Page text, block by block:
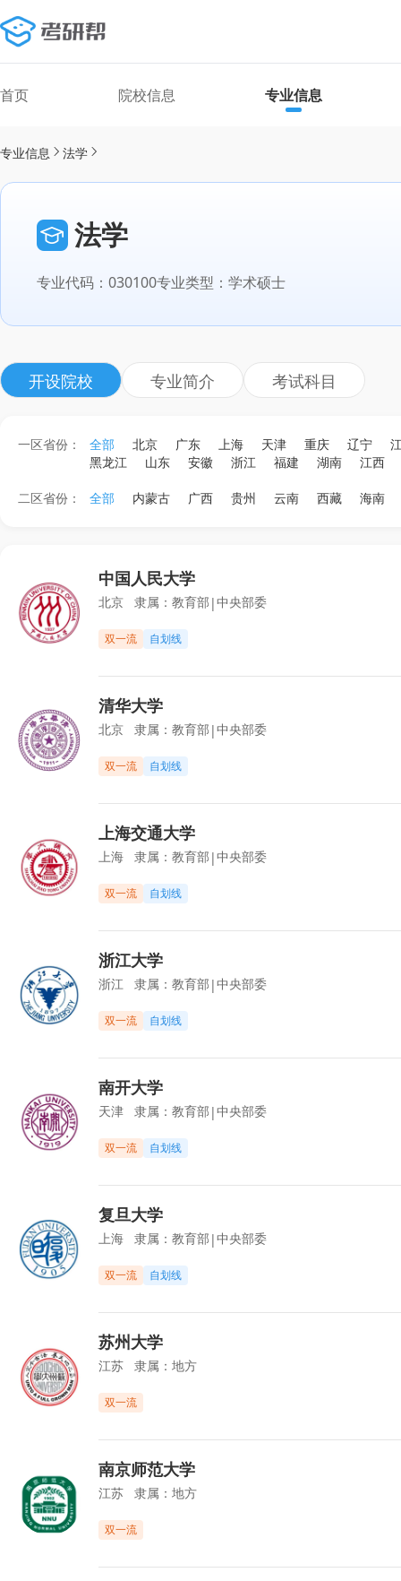
首页 院校信息 专业信息
专业信息 法学
法学
专业代码：030100专业类型：学术硕士
开设院校 专业简介 考试科目
一区省份： 全部 北京 广东 上海 天津 重庆 辽宁
黑龙江
山东 安徽 浙江 福建 湖南 江西
二区省份： 全部 内蒙古 广西 贵州 云南 西藏 海南
中国人民大学
北京 隶属： 教育部 |中央部委
双一流 自划线
清华大学
北京 隶属： 教育部 |中央部委
双一流 自划线
上海交通大学
上海 隶属： 教育部 |中央部委
双一流 自划线
浙江大学
浙江 隶属： 教育部 |中央部委
双一流 自划线
南开大学
天津 隶属： 教育部 |中央部委
双一流 自划线
复旦大学
上海 隶属： 教育部 |中央部委
双一流 自划线
苏州大学
江苏 隶属： 地方
双一流
南京师范大学
江苏 隶属： 地方
双一流